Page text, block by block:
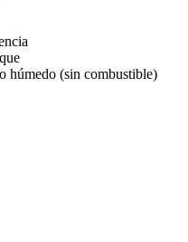
húmedo (sin combustible)